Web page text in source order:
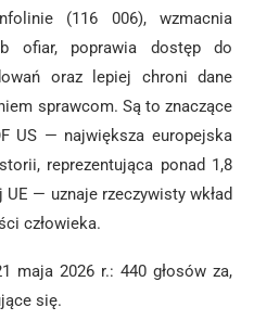
(116 006), wzmacnia
ofiar, poprawia dostęp do
oraz lepiej chroni dane
sprawcom. Są to znaczące
US — największa europejska
reprezentująca ponad 1,8
— uznaje rzeczywisty wkład
człowieka.
maja 2026 r.: 440 głosów za,
się.